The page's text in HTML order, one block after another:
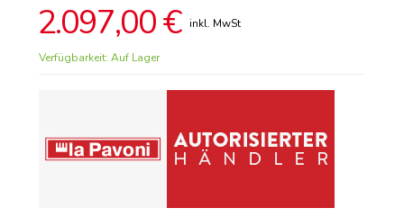
2.097,00 €
Verfügbarkeit: Auf Lager